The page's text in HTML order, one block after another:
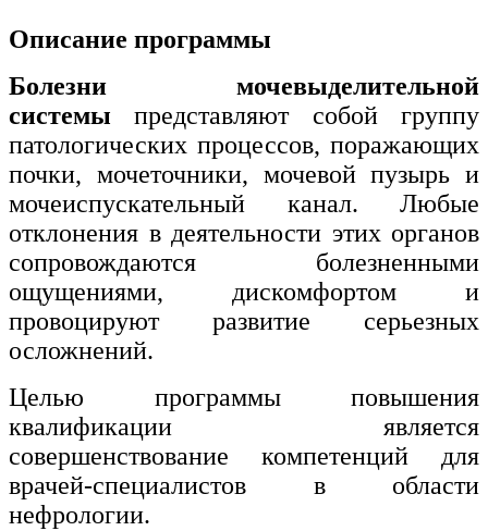
Изобразительное и прикладные виды
Средства массовой информации и
информативно-библиотечное дело
Управление в технических системах
Подготовка к периодической
аккредитации
Основные Услуги
Описание программы
Болезни мочевыделительной
системы представляют собой группу
патологических процессов, поражающих
почки, мочеточники, мочевой пузырь и
мочеиспускательный канал. Любые
отклонения в деятельности этих органов
сопровождаются болезненными
ощущениями, дискомфортом и
провоцируют развитие серьезных
осложнений.
Целью программы повышения
квалификации является
совершенствование компетенций для
врачей-специалистов в области
нефрологии.